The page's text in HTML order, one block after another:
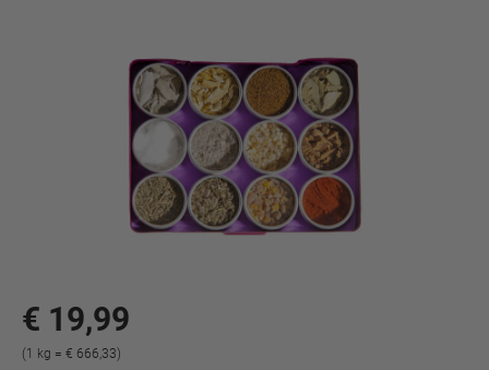
€ 19,99
(1 kg = € 666,33)